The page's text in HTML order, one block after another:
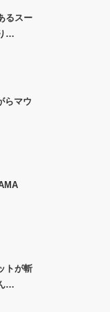
るスー
…
らマウ
トが斬
…